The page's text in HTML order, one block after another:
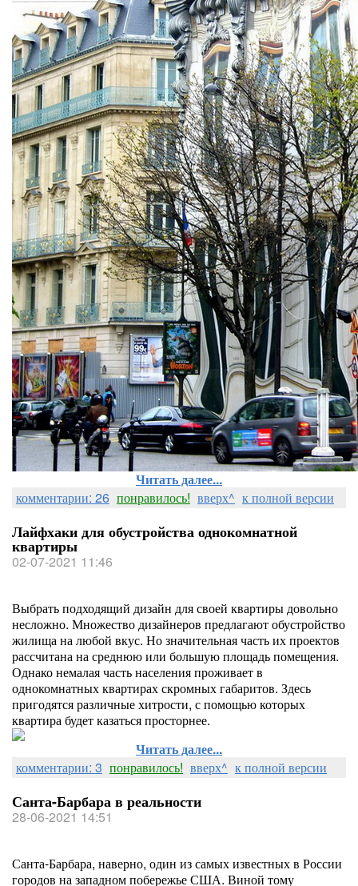
Читать далее...
комментарии: 26 понравилось! вверх^ к полной версии
Лайфхаки для обустройства однокомнатной
квартиры
02-07-2021 11:46
Выбрать подходящий дизайн для своей квартиры довольно
несложно. Множество дизайнеров предлагают обустройство
жилища на любой вкус. Но значительная часть их проектов
рассчитана на среднюю или большую площадь помещения.
Однако немалая часть населения проживает в
однокомнатных квартирах скромных габаритов. Здесь
пригодятся различные хитрости, с помощью которых
квартира будет казаться просторнее.
Читать далее...
комментарии: 3 понравилось! вверх^ к полной версии
Санта-Барбара в реальности
28-06-2021 14:51
Санта-Барбара, наверно, один из самых известных в России
городов на западном побережье США. Виной тому